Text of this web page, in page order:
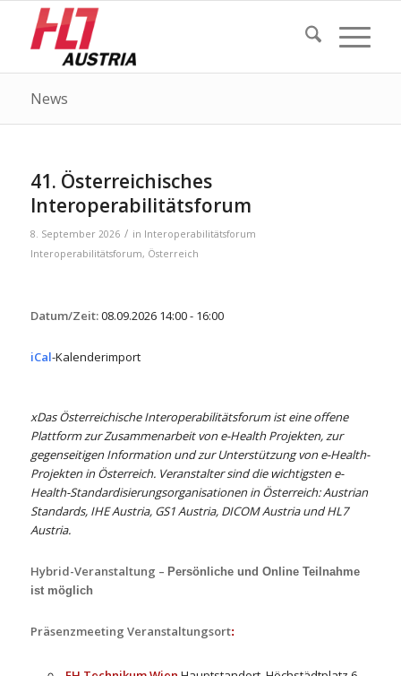
News
41. Österreichisches
Interoperabilitätsforum
8. September 2026 / in Interoperabilitätsforum
Interoperabilitätsforum, Österreich
Datum/Zeit:08.09.2026 14:00 - 16:00
iCal-Kalenderimport
xDas Österreichische Interoperabilitätsforum ist eine offene
Plattform zur Zusammenarbeit von e-Health Projekten, zur
gegenseitigen Information und zur Unterstützung von e-Health-
Projekten in Österreich. Veranstalter sind die wichtigsten e-
Health-Standardisierungsorganisationen in Österreich: Austrian
Standards, IHE Austria, GS1 Austria, DICOM Austria und HL7
Austria.
Hybrid-Veranstaltung – Persönliche und Online Teilnahme
ist möglich
Präsenzmeeting Veranstaltungsort: